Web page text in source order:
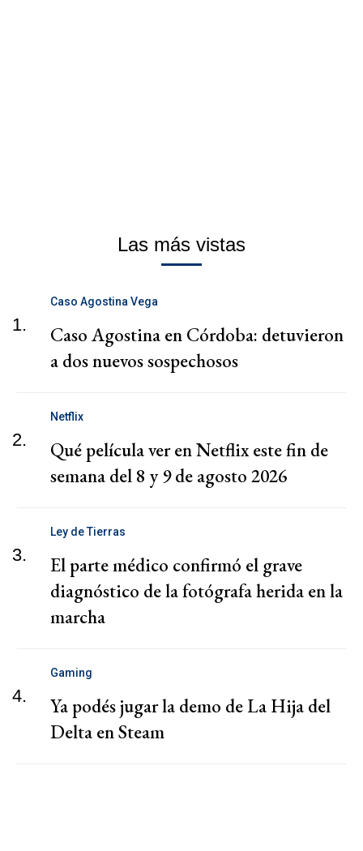
Las más vistas
1.
Caso Agostina Vega
Caso Agostina en Córdoba: detuvieron
a dos nuevos sospechosos
2.
Netflix
Qué película ver en Netflix este fin de
semana del 8 y 9 de agosto 2026
3.
Ley de Tierras
El parte médico confirmó el grave
diagnóstico de la fotógrafa herida en la
marcha
4.
Gaming
Ya podés jugar la demo de La Hija del
Delta en Steam